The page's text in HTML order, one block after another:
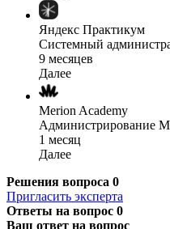
Яндекс Практикум
Системный
9 месяцев
Далее
Merion Academy
Администрирование
1 месяц
Далее
Решения вопроса 0
Пригласить эксперта
Ответы на вопрос 0
Ваш ответ на вопрос